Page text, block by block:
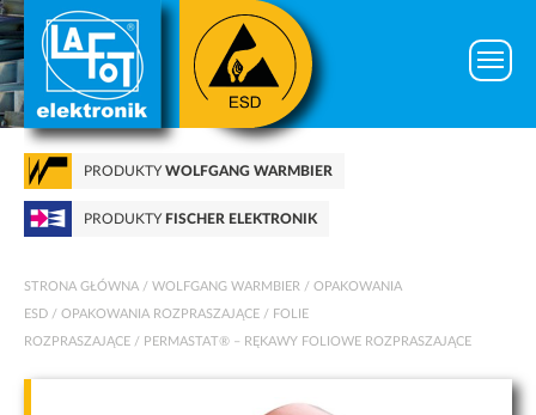
PRODUKTYWOLFGANG WARMBIER
PRODUKTY FISCHER ELEKTRONIK
STRONA GŁÓWNA / WOLFGANG WARMBIER / OPAKOWANIA
ESD / OPAKOWANIA ROZPRASZAJĄCE / FOLIE
ROZPRASZAJĄCE / PERMASTAT® – RĘKAWY FOLIOWE ROZPRASZAJĄCE